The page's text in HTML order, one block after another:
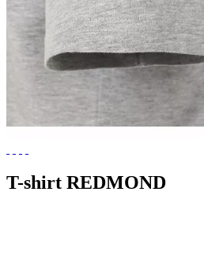
T-shirt REDMOND